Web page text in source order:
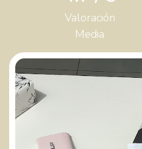
Valoración
Media